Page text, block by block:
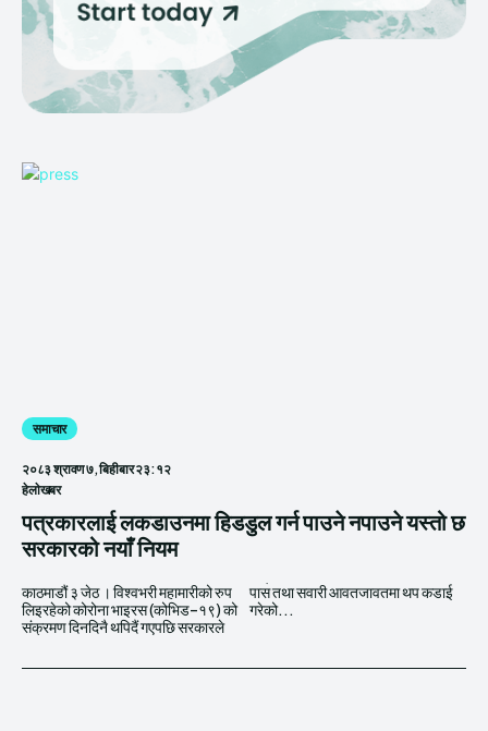
समाचार
२०८३ श्रावण ७, बिहीबार २३:१२
हेलाेखबर
पत्रकारलाई लकडाउनमा हिडडुल गर्न पाउने नपाउने यस्तो छ
सरकारको नयाँ नियम
काठमाडौं ३ जेठ । विश्वभरी महामारीको रुप
लिइरहेको कोरोना भाइरस (कोभिड–१९) को
संक्रमण दिनदिनै थपिदैं गएपछि सरकारले
पास तथा सवारी आवतजावतमा थप कडाई
गरेको...